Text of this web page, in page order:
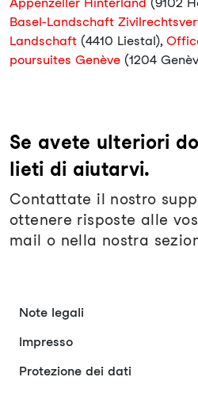
Basel-Landschaft
Landschaft (4410 Liestal),
poursuites Genève (1204
Se avete ulteriori
lieti di aiutarvi.
Contattate il nostro
ottenere risposte alle
mail o nella nostra
Note legali
Impresso
Protezione dei dati